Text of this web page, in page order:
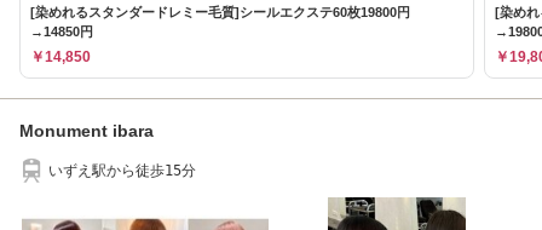
[染めれるスタンダードレミー毛質]シールエクステ60枚19800円
→14850円
￥14,850
[染めれ
￥
Monument ibara
いずえ駅から徒歩15分